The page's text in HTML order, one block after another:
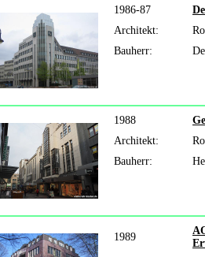
1986-87
Architekt:
Bauherr:
1988
Architekt:
Bauherr:
1989